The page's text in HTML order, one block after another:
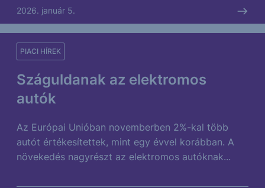
2026. január 5.
Száguldanak az elektromos
autók
PIACI HÍREK
Az Európai Unióban novemberben 2%-kal több
autót értékesítettek, mint egy évvel korábban. A
növekedés nagyrészt az elektromos autóknak...